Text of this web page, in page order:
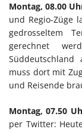
Montag, 08.00
und Regio-Züge
gedrosseltem
gerechnet
muss dort mit
und Reisende
Montag, 07.50
per Twitter: